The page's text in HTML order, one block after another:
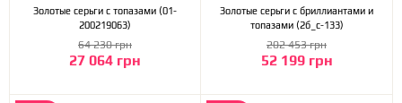
Золотые серьги с топазами (01-
200219063)
27 064 грн
64 230 грн
Золотые серьги с бриллиантами и
топазами (2б_с-133)
52 199 грн
202 453 грн